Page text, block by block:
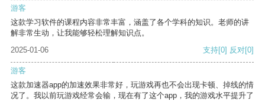
游客
这款学习软件的课程内容非常丰富，涵盖了各个学科的知识。老师的讲
解非常生动，让我能够轻松理解知识点。
2025-01-06
支持[0] 反对[0]
游客
这款加速器app的加速效果非常好，玩游戏再也不会出现卡顿、掉线的情
况了。我以前玩游戏经常会输，现在有了这个app，我的游戏水平提升了